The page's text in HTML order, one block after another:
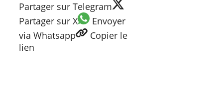
Partager sur Telegram
Partager sur X
Envoyer
via Whatsapp
Copier le
lien